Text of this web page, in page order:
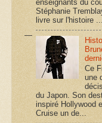
enseignants du
Stéphanie
livre sur l'histoire ...
Ce
une
du Japon. Son
inspiré Hollywood
Cruise un de...